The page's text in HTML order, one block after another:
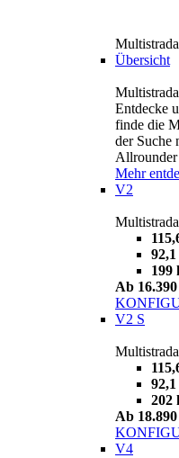
Multistrada
Übersicht
Entdecke
finde die
der Suche
Allrounder
Mehr
V2
199
Ab
V2 S
202
Ab
V4